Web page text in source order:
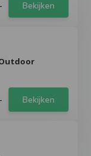
Bekijken
Bekijken